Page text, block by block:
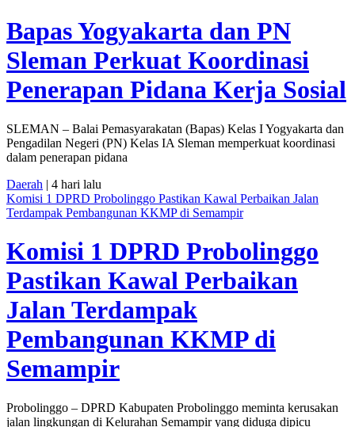
Bapas Yogyakarta dan PN
Sleman Perkuat Koordinasi
Penerapan Pidana Kerja Sosial
SLEMAN – Balai Pemasyarakatan (Bapas) Kelas I Yogyakarta dan
Pengadilan Negeri (PN) Kelas IA Sleman memperkuat koordinasi
dalam penerapan pidana
Daerah | 4 hari lalu
Komisi 1 DPRD Probolinggo Pastikan Kawal Perbaikan Jalan
Terdampak Pembangunan KKMP di Semampir
Komisi 1 DPRD Probolinggo
Pastikan Kawal Perbaikan
Jalan Terdampak
Pembangunan KKMP di
Semampir
Probolinggo – DPRD Kabupaten Probolinggo meminta kerusakan
jalan lingkungan di Kelurahan Semampir yang diduga dipicu